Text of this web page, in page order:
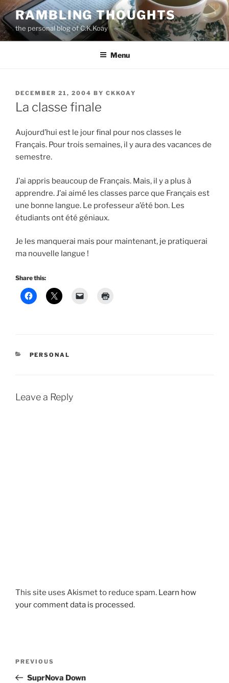
Skip
to
content
RAMBLING THOUGHTS
the personal blog of C.K.Koay
Menu
POSTED
ON
DECEMBER 21, 2004 BY CKKOAY
La classe finale
Aujourd’hui est le jour final pour nos classes le
Français. Pour trois semaines, il y aura des vacances de
semestre.
J’ai appris beaucoup de Français. Mais, il y a plus à
apprendre. J’ai aimé les classes parce que Français est
une bonne langue. Le professeur a’été bon. Les
étudiants ont été géniaux.
Je les manquerai mais pour maintenant, je pratiquerai
ma nouvelle langue !
Share this:
CATEGORIES
PERSONAL
Leave a Reply
This site uses Akismet to reduce spam. Learn how
your comment data is processed.
Previous
Post
PREVIOUS
SuprNova Down